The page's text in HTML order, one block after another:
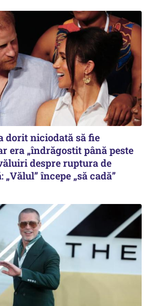
dorit niciodată să fie
era „îndrăgostit până peste
despre ruptura de
începe „să cadă”